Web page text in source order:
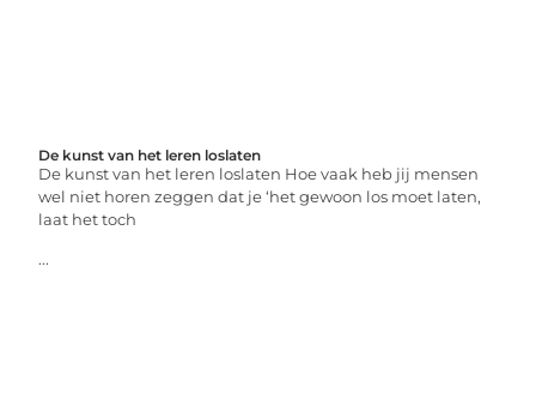
De kunst van het leren loslaten
De kunst van het leren loslaten Hoe vaak heb jij mensen
wel niet horen zeggen dat je ‘het gewoon los moet laten,
laat het toch
...